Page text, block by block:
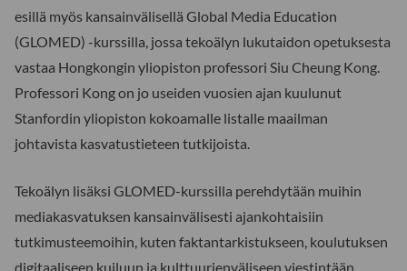
esillä myös kansainvälisellä Global Media Education
(GLOMED) -kurssilla, jossa tekoälyn lukutaidon opetuksesta
vastaa Hongkongin yliopiston professori Siu Cheung Kong.
Professori Kong on jo useiden vuosien ajan kuulunut
Stanfordin yliopiston kokoamalle listalle maailman
johtavista kasvatustieteen tutkijoista.
Tekoälyn lisäksi GLOMED-kurssilla perehdytään muihin
mediakasvatuksen kansainvälisesti ajankohtaisiin
tutkimusteemoihin, kuten faktantarkistukseen, koulutuksen
digitaaliseen kuiluun ja kulttuurienväliseen viestintään